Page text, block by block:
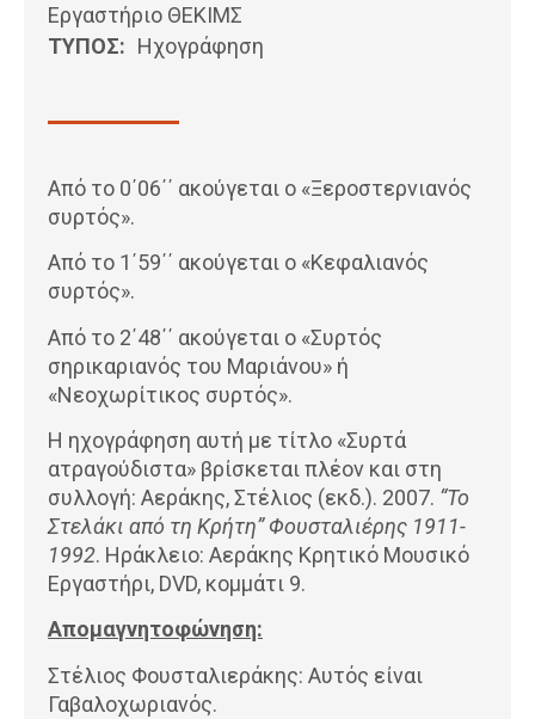
Εργαστήριο ΘΕΚΙΜΣ
ΤΥΠΟΣ: Ηχογράφηση
Από το 0΄06΄΄ ακούγεται ο «Ξεροστερνιανός
συρτός».
Από το 1΄59΄΄ ακούγεται ο «Κεφαλιανός
συρτός».
Από το 2΄48΄΄ ακούγεται ο «Συρτός
σηρικαριανός του Μαριάνου» ή
«Νεοχωρίτικος συρτός».
Η ηχογράφηση αυτή με τίτλο «Συρτά
ατραγούδιστα» βρίσκεται πλέον και στη
συλλογή: Αεράκης, Στέλιος (εκδ.). 2007. “Το
Στελάκι από τη Κρήτη” Φουσταλιέρης 1911-
1992. Ηράκλειο: Αεράκης Κρητικό Μουσικό
Εργαστήρι, DVD, κομμάτι 9.
Απομαγνητοφώνηση:
Στέλιος Φουσταλιεράκης: Αυτός είναι
Γαβαλοχωριανός.